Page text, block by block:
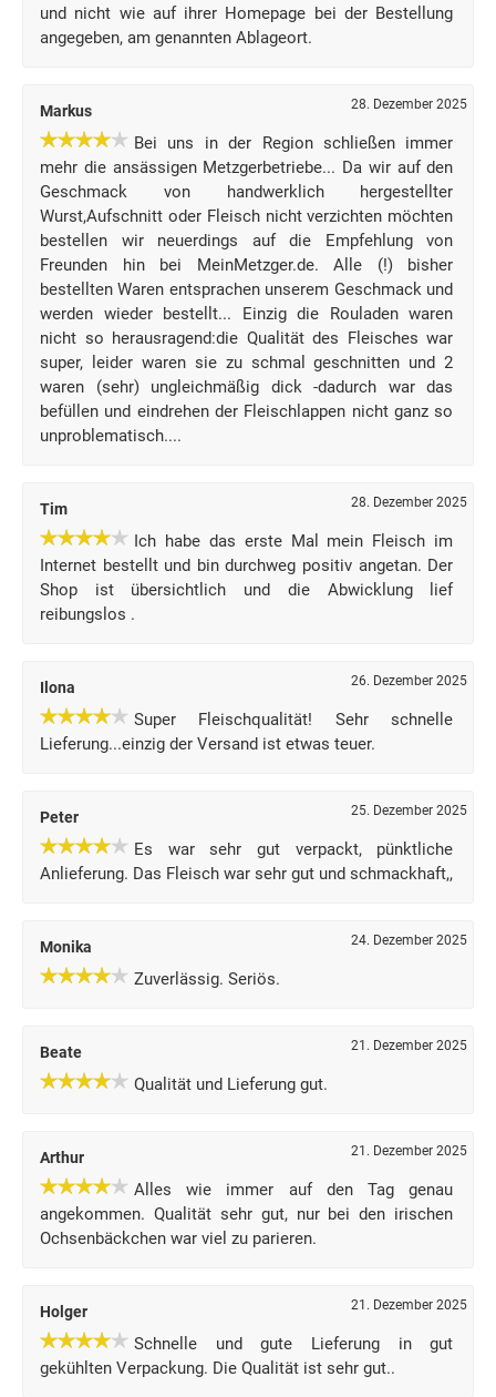
und nicht wie auf ihrer Homepage bei der Bestellung
angegeben, am genannten Ablageort.
Markus 28. Dezember 2025
Bei uns in der Region schließen immer
mehr die ansässigen Metzgerbetriebe... Da wir auf den
Geschmack von handwerklich hergestellter
Wurst,Aufschnitt oder Fleisch nicht verzichten möchten
bestellen wir neuerdings auf die Empfehlung von
Freunden hin bei MeinMetzger.de. Alle (!) bisher
bestellten Waren entsprachen unserem Geschmack und
werden wieder bestellt... Einzig die Rouladen waren
nicht so herausragend:die Qualität des Fleisches war
super, leider waren sie zu schmal geschnitten und 2
waren (sehr) ungleichmäßig dick -dadurch war das
befüllen und eindrehen der Fleischlappen nicht ganz so
unproblematisch....
Tim 28. Dezember 2025
Ich habe das erste Mal mein Fleisch im
Internet bestellt und bin durchweg positiv angetan. Der
Shop ist übersichtlich und die Abwicklung lief
reibungslos .
Ilona 26. Dezember 2025
Super Fleischqualität! Sehr schnelle
Lieferung...einzig der Versand ist etwas teuer.
Peter 25. Dezember 2025
Es war sehr gut verpackt, pünktliche
Anlieferung. Das Fleisch war sehr gut und schmackhaft,,
Monika 24. Dezember 2025
Zuverlässig. Seriös.
Beate 21. Dezember 2025
Qualität und Lieferung gut.
Arthur 21. Dezember 2025
Alles wie immer auf den Tag genau
angekommen. Qualität sehr gut, nur bei den irischen
Ochsenbäckchen war viel zu parieren.
Holger 21. Dezember 2025
Schnelle und gute Lieferung in gut
gekühlten Verpackung. Die Qualität ist sehr gut..